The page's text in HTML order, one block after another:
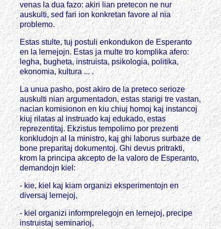
venas la dua fazo: akiri lian pretecon ne nur
auskulti, sed fari ion konkretan favore al nia
problemo.
Estas stulte, tuj postuli enkondukon de Esperanto
en la lernejojn. Estas ja multe tro komplika afero:
legha, bugheta, instruista, psikologia, politika,
ekonomia, kultura ... .
La unua pasho, post akiro de la preteco serioze
auskulti nian argumentadon, estas starigi tre vastan,
nacian komisionon en kiu chiuj homoj kaj instancoj
kiuj rilatas al instruado kaj edukado, estas
reprezentitaj. Ekzistus tempolimo por prezenti
konkludojn al la ministro, kaj ghi laborus surbaze de
bone preparitaj dokumentoj. Ghi devus pritrakti,
krom la principa akcepto de la valoro de Esperanto,
demandojn kiel:
- kie, kiel kaj kiam organizi eksperimentojn en
diversaj lernejoj,
- kiel organizi informprelegojn en lernejoj, precipe
instruistaj seminarioj,